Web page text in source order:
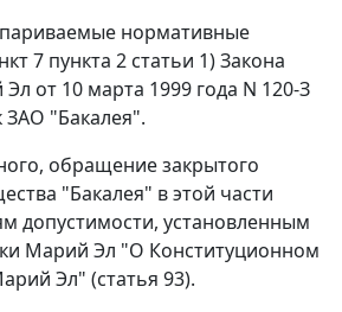
нормативные
7 пункта 2 статьи 1) Закона
от 10 марта 1999 года N 120-З
"Бакалея".
обращение закрытого
"Бакалея" в этой части
допустимости, установленным
Марий Эл "О Конституционном
Эл" (статья 93).